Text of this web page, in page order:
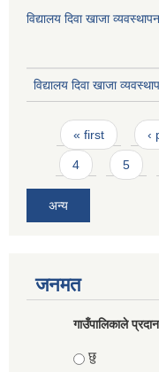
विद्यालय दिवा खाजा व्यवस्थापन
विद्यालय दिवा खाजा
Pages
« first ‹
4 5
अन्य
जनमत
गाउँपालिकाले
Choices
छु